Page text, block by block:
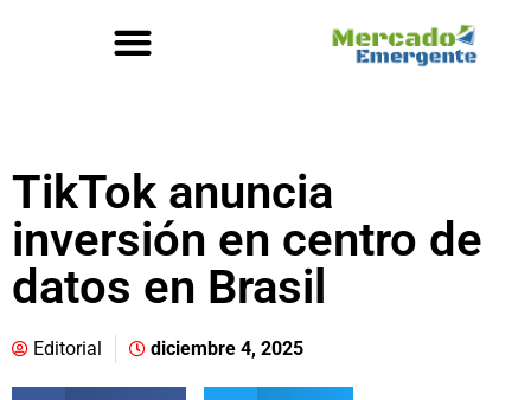
TikTok anuncia
inversión en centro de
datos en Brasil
Editorial diciembre 4, 2025